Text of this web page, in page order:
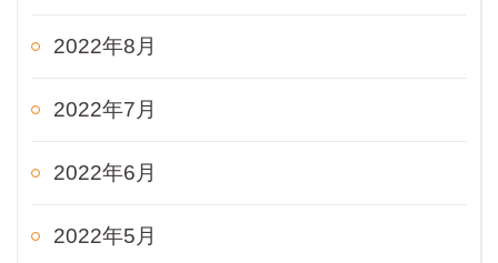
2022年8月
2022年7月
2022年6月
2022年5月